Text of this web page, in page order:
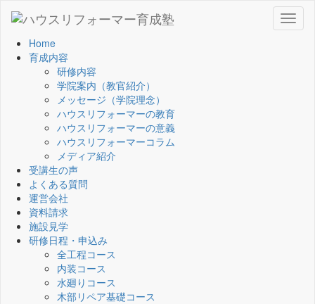
Home
育成内容
研修内容
学院案内（教官紹介）
メッセージ（学院理念）
ハウスリフォーマーの教育
ハウスリフォーマーの意義
ハウスリフォーマーコラム
メディア紹介
受講生の声
よくある質問
運営会社
資料請求
施設見学
研修日程・申込み
全工程コース
内装コース
水廻りコース
木部リペア基礎コース